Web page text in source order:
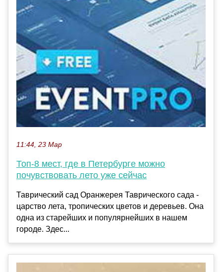
11:44, 23 Мар
Топ-8 мест, где в Петербурге можно
почувствовать лето уже сейчас
Таврический сад Оранжерея Таврического сада -
царство лета, тропических цветов и деревьев. Она
одна из старейших и популярнейших в нашем
городе. Здес...